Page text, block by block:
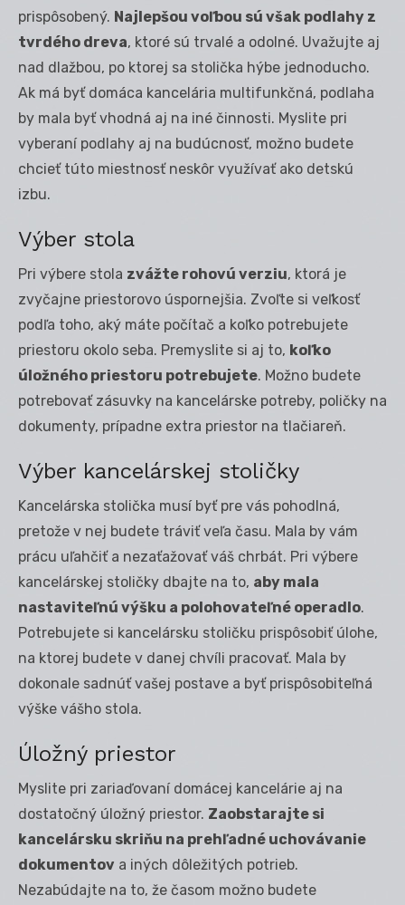
prispôsobený. Najlepšou voľbou sú však podlahy z
tvrdého dreva, ktoré sú trvalé a odolné. Uvažujte aj
nad dlažbou, po ktorej sa stolička hýbe jednoducho.
Ak má byť domáca kancelária multifunkčná, podlaha
by mala byť vhodná aj na iné činnosti. Myslite pri
vyberaní podlahy aj na budúcnosť, možno budete
chcieť túto miestnosť neskôr využívať ako detskú
izbu.
Výber stola
Pri výbere stola zvážte rohovú verziu, ktorá je
zvyčajne priestorovo úspornejšia. Zvoľte si veľkosť
podľa toho, aký máte počítač a koľko potrebujete
priestoru okolo seba. Premyslite si aj to, koľko
úložného priestoru potrebujete. Možno budete
potrebovať zásuvky na kancelárske potreby, poličky na
dokumenty, prípadne extra priestor na tlačiareň.
Výber kancelárskej stoličky
Kancelárska stolička musí byť pre vás pohodlná,
pretože v nej budete tráviť veľa času. Mala by vám
prácu uľahčiť a nezaťažovať váš chrbát. Pri výbere
kancelárskej stoličky dbajte na to, aby mala
nastaviteľnú výšku a polohovateľné operadlo.
Potrebujete si kancelársku stoličku prispôsobiť úlohe,
na ktorej budete v danej chvíli pracovať. Mala by
dokonale sadnúť vašej postave a byť prispôsobiteľná
výške vášho stola.
Úložný priestor
Myslite pri zariaďovaní domácej kancelárie aj na
dostatočný úložný priestor. Zaobstarajte si
kancelársku skriňu na prehľadné uchovávanie
dokumentov a iných dôležitých potrieb.
Nezabúdajte na to, že časom možno budete